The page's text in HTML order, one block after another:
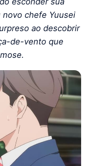
chefe Yuusei
ao descobrir
de-vento que